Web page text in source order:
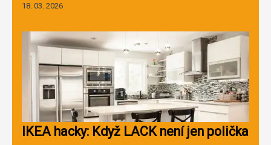
18. 03. 2026
IKEA hacky: Když LACK není jen polička